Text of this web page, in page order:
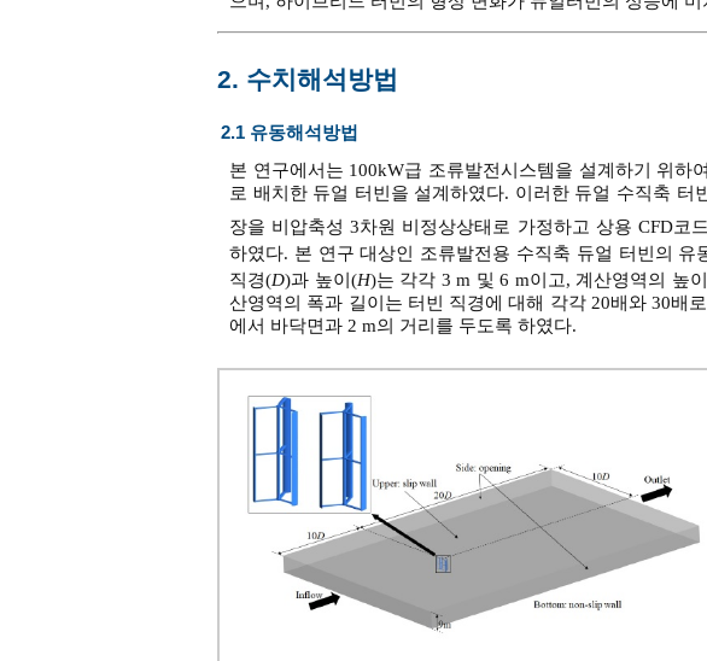
2. 수치해석방법
2.1 유동해석방법
본 연구에서는 100kW급 조류발전시스템을 설계하기 위
로 배치한 듀얼 터빈을 설계하였다. 이러한 듀얼 수직축
장을 비압축성 3차원 비정상상태로 가정하고 상용 CFD코
하였다. 본 연구 대상인 조류발전용 수직축 듀얼 터빈의 유
직경(D)과 높이(H)는 각각 3 m 및 6 m이고, 계산영역의 높
산영역의 폭과 길이는 터빈 직경에 대해 각각 20배와 30배
에서 바닥면과 2 m의 거리를 두도록 하였다.